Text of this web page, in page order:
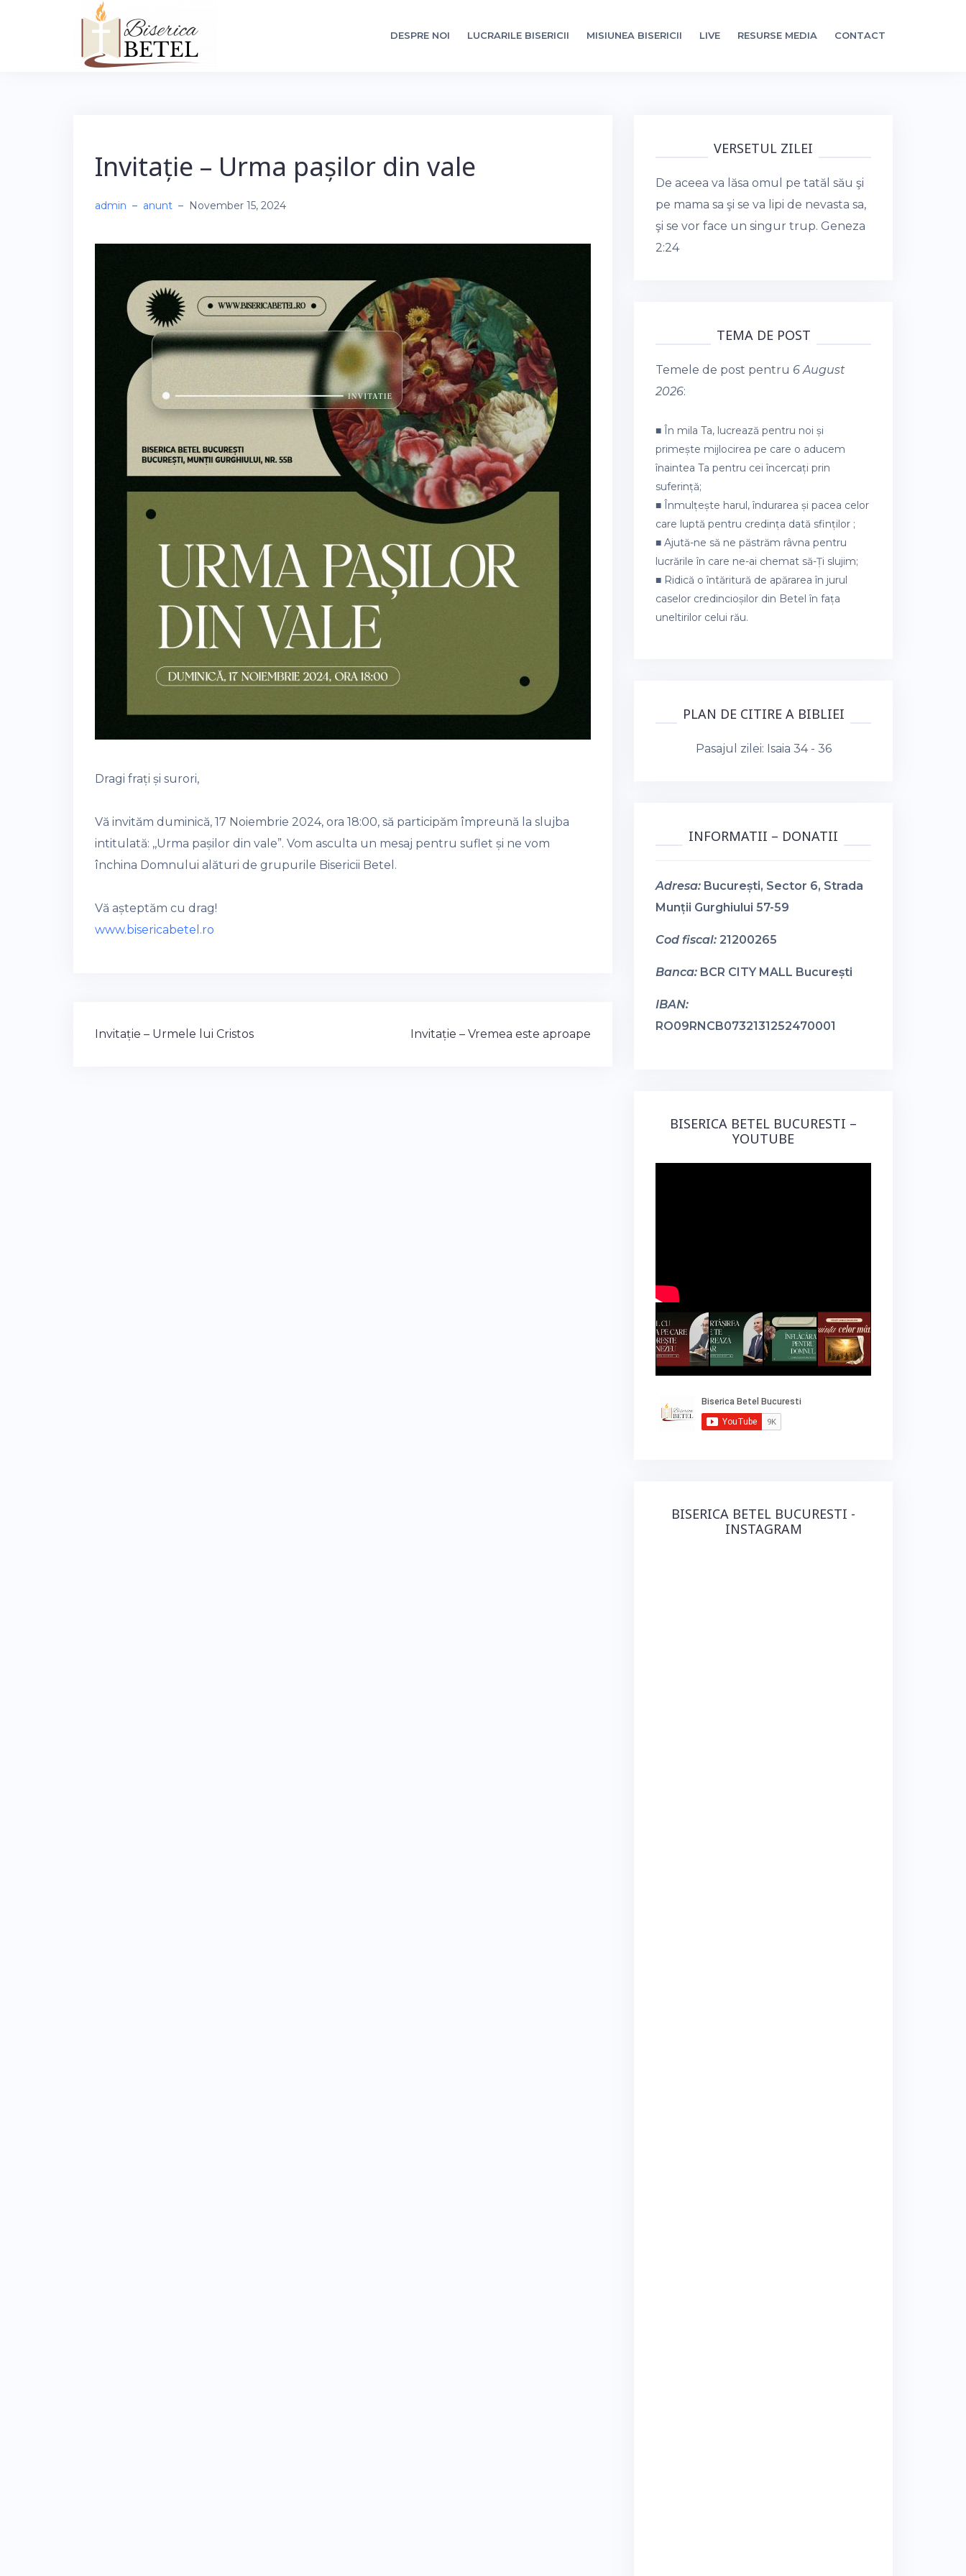
DESPRE NOI LUCRARILE BISERICII MISIUNEA BISERICII LIVE RESURSE MEDIA CONTACT
Invitație – Urma pașilor din vale
admin – anunt – November 15, 2024
Dragi frați și surori,
Vă invităm duminică, 17 Noiembrie 2024, ora 18:00, să participăm împreună la slujba
intitulată: ,,Urma pașilor din vale”. Vom asculta un mesaj pentru suflet și ne vom
închina Domnului alături de grupurile Bisericii Betel.
Vă așteptăm cu drag!
www.bisericabetel.ro
Post
Invitație – Urmele lui Cristos Invitație – Vremea este aproape
VERSETUL ZILEI
De aceea va lăsa omul pe tatăl său şi
pe mama sa şi se va lipi de nevasta sa,
şi se vor face un singur trup. Geneza
2:24
TEMA DE POST
Temele de post pentru 6 August
2026:
■ În mila Ta, lucrează pentru noi și
primește mijlocirea pe care o aducem
înaintea Ta pentru cei încercați prin
suferință;
■ Înmulțește harul, îndurarea și pacea celor
care luptă pentru credința dată sfinților ;
■ Ajută-ne să ne păstrăm râvna pentru
lucrările în care ne-ai chemat să-Ți slujim;
■ Ridică o întăritură de apărarea în jurul
caselor credincioșilor din Betel în fața
uneltirilor celui rău.
PLAN DE CITIRE A BIBLIEI
Pasajul zilei: Isaia 34 - 36
INFORMATII – DONATII
Adresa: București, Sector 6, Strada
Munții Gurghiului 57-59
Cod fiscal: 21200265
Banca: BCR CITY MALL București
IBAN:
RO09RNCB0732131252470001
BISERICA BETEL BUCURESTI –
YOUTUBE
BISERICA BETEL BUCURESTI -
INSTAGRAM